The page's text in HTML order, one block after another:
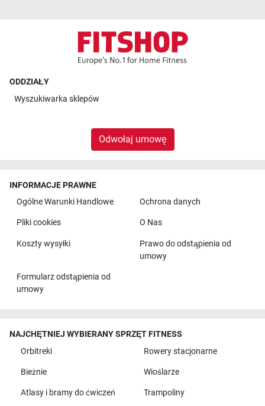
ODDZIAŁY
Wyszukiwarka sklepów
Odwołaj umowę
INFORMACJE PRAWNE
Ogólne Warunki Handlowe
Ochrona danych
Pliki cookies O Nas
Koszty wysyłki
Prawo do odstąpienia od
umowy
Formularz odstąpienia od
umowy
NAJCHĘTNIEJ WYBIERANY SPRZĘT FITNESS
Orbitreki
Rowery stacjonarne
Bieżnie Wioślarze
Atlasy i bramy do ćwiczeń Trampoliny